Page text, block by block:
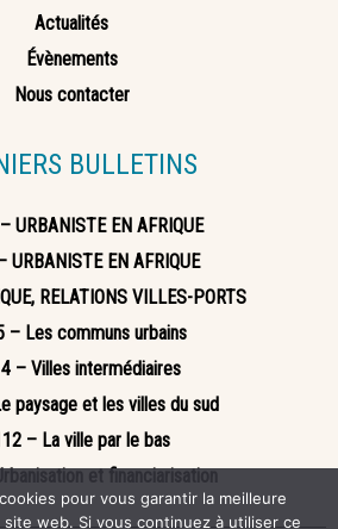
Actualités
Évènements
Nous contacter
BULLETINS
URBANISTE EN AFRIQUE
URBANISTE EN AFRIQUE
RELATIONS VILLES-PORTS
– Les communs urbains
– Villes intermédiaires
paysage et les villes du sud
– La ville par le bas
et financiarisation
pour vous garantir la meilleure
web. Si vous continuez à utiliser ce